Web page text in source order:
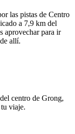
las pistas de Centro
a 7,9 km del
aprovechar para ir
allí.
centro de Grong,
viaje.